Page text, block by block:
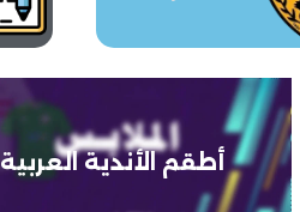
أطقم الأندية العربية